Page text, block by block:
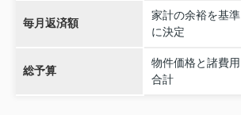
毎月返済額
家計の余裕を基準
に決定
総予算
物件価格と諸費用
合計